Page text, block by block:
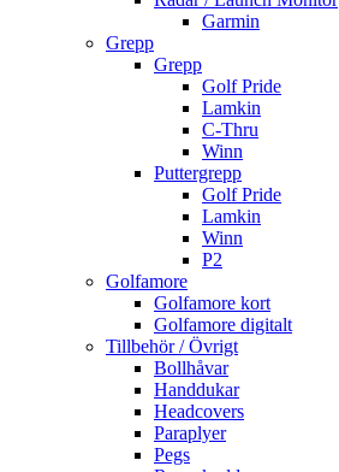
Garmin
Grepp
Grepp
Golf Pride
Lamkin
C-Thru
Winn
Puttergrepp
Golf Pride
Lamkin
Winn
P2
Golfamore
Golfamore kort
Golfamore digitalt
Tillbehör / Övrigt
Bollhåvar
Handdukar
Headcovers
Paraplyer
Pegs